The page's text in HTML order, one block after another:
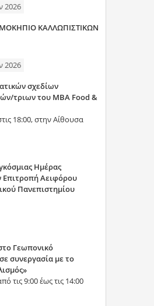
2026
ΚΑΛΛΩΠΙΣΤΙΚΩΝ
2026
σχεδίων
τριων του MBA Food &
18:00, στην Αίθουσα
Ημέρας
Επιτροπή Αειφόρου
Πανεπιστημίου
Γεωπονικό
συνεργασία με το
τις 9:00 έως τις 14:00